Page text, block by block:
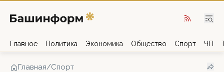
Главное Политика Экономика Общество Спорт ЧП
Главная/Спорт